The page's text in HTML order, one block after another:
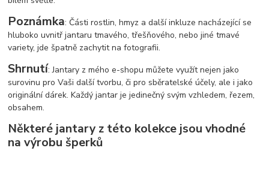
Poznámka: Části rostlin, hmyz a další inkluze nacházející se
hluboko uvnitř jantaru tmavého, třešňového, nebo jiné tmavé
variety, jde špatně zachytit na fotografii.
Shrnutí: Jantary z mého e-shopu můžete využít nejen jako
surovinu pro Vaši další tvorbu, či pro sběratelské účely, ale i jako
originální dárek. Každý jantar je jedinečný svým vzhledem, řezem,
obsahem.
Některé jantary z této kolekce jsou vhodné
na výrobu šperků